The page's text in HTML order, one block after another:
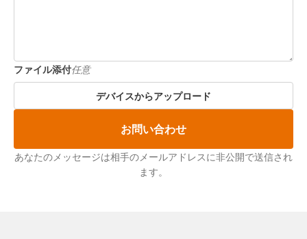
ファイル添付任意
デバイスからアップロード
お問い合わせ
あなたのメッセージは相手のメールアドレスに非公開で送信され
ます。